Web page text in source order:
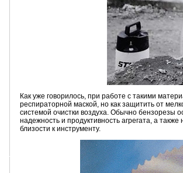
Как уже говорилось, при работе с такими
респираторной маской, но как защитить от
системой очистки воздуха. Обычно
надежность и продуктивность агрегата, а
близости к инструменту.